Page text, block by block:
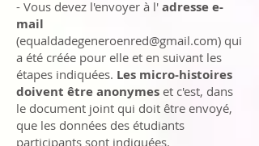
- Vous devez l'envoyer à l' adresse e-
mail
(equaldadegeneroenred@gmail.com) qui
a été créée pour elle et en suivant les
étapes indiquées. Les micro-histoires
doivent être anonymes et c'est, dans
le document joint qui doit être envoyé,
que les données des étudiants
participants sont indiquées.